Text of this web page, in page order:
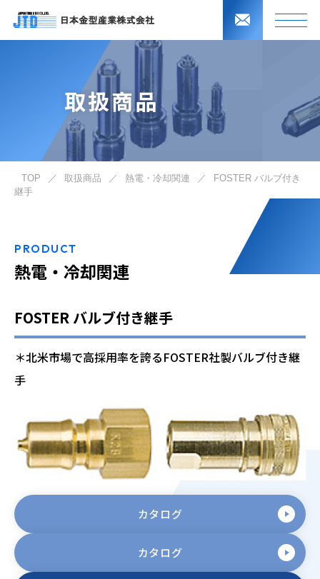
取扱商品
TOP ／ 取扱商品 ／ 熱電・冷却関連 ／
FOSTER バルブ付き
継手
PRODUCT
熱電・冷却関連
FOSTER バルブ付き継手
＊北米市場で高採用率を誇るFOSTER社製バルブ付き継
手
カタログ
カタログ